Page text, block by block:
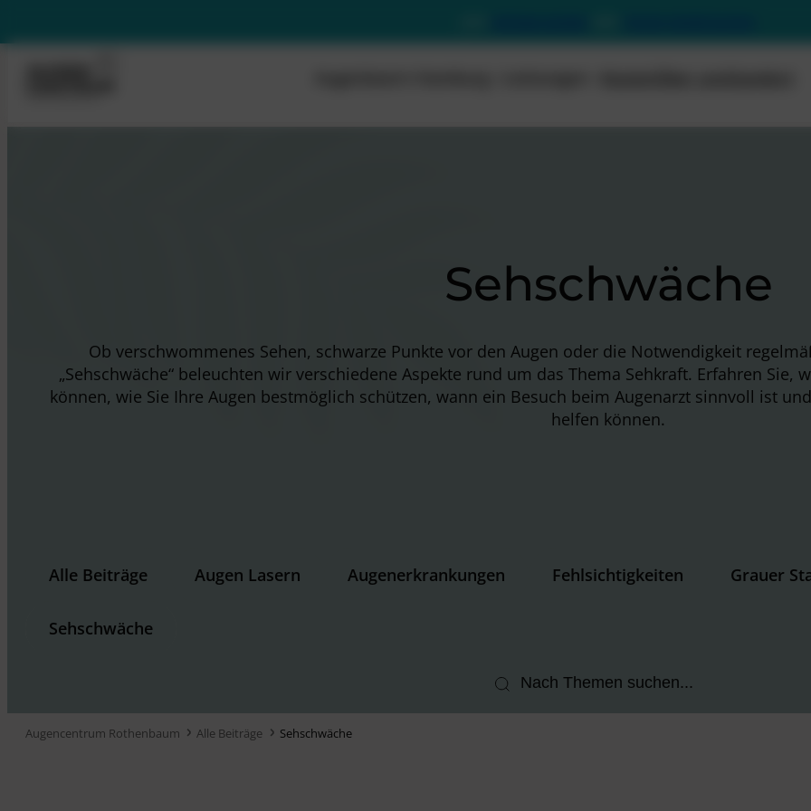
Inhalt
Sehschwäche
Ob verschwommenes Sehen, schwarze Punkte vor den Augen oder die Notwendigkeit
„Sehschwäche“ beleuchten wir verschiedene Aspekte rund um das Thema Sehkraft. Erfahren Sie,
können, wie Sie Ihre Augen bestmöglich schützen, wann ein Besuch beim Augenarzt sinnvoll ist
helfen können.
Alle Beiträge Augen Lasern Augenerkrankungen Fehlsichtigkeiten Grauer
Sehschwäche
Augencentrum Rothenbaum Alle Beiträge Sehschwäche